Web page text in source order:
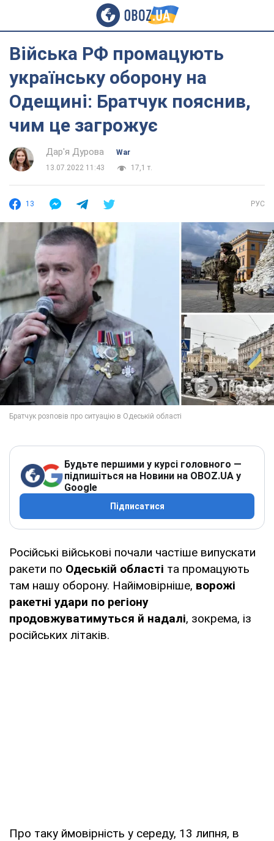
Війська РФ промацують
українську оборону на
Одещині: Братчук пояснив,
чим це загрожує
Дар'я Дурова
War
13.07.2022 11:43
17,1 т.
13 РУС
Будьте першими у курсі головного —
підпишіться на Новини на OBOZ.UA у
Google
Підписатися
Російські військові почали частіше випускати
ракети по Одеській області та промацують
там нашу оборону. Найімовірніше, ворожі
ракетні удари по регіону
продовжуватимуться й надалі, зокрема, із
російських літаків.
Про таку ймовірність у середу, 13 липня, в